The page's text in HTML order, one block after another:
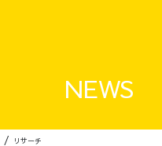
NEWS
リサーチ